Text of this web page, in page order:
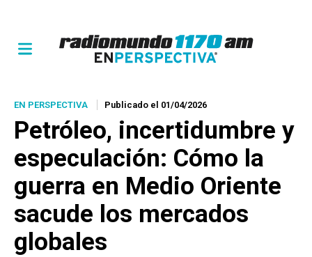
EN PERSPECTIVA Publicado el 01/04/2026
Petróleo, incertidumbre y
especulación: Cómo la
guerra en Medio Oriente
sacude los mercados
globales